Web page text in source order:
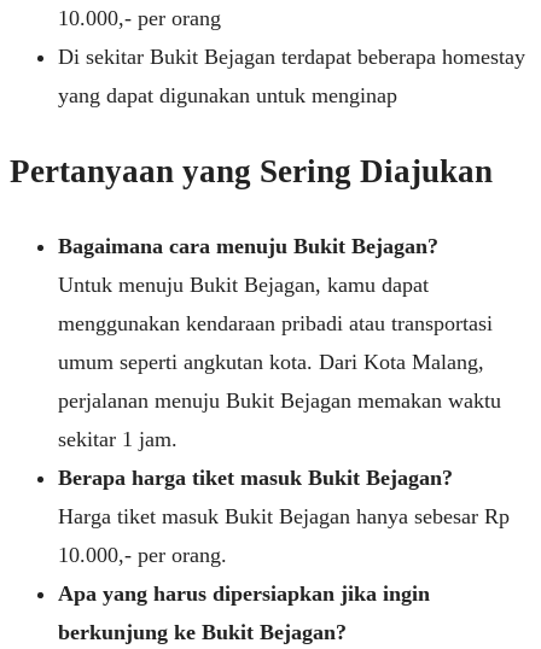
10.000,- per orang
Di sekitar Bukit Bejagan terdapat beberapa homestay
yang dapat digunakan untuk menginap
Pertanyaan yang Sering Diajukan
Bagaimana cara menuju Bukit Bejagan?
Untuk menuju Bukit Bejagan, kamu dapat
menggunakan kendaraan pribadi atau transportasi
umum seperti angkutan kota. Dari Kota Malang,
perjalanan menuju Bukit Bejagan memakan waktu
sekitar 1 jam.
Berapa harga tiket masuk Bukit Bejagan?
Harga tiket masuk Bukit Bejagan hanya sebesar Rp
10.000,- per orang.
Apa yang harus dipersiapkan jika ingin
berkunjung ke Bukit Bejagan?